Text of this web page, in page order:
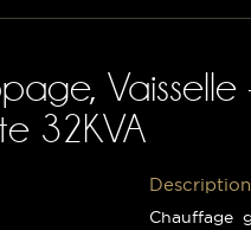
32KVA
Chauffage